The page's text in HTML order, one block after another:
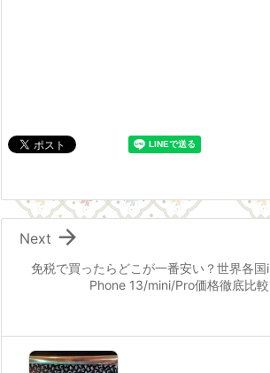
免税で買ったらどこが一番安い？世界各国i
Phone 13/mini/Pro価格徹底比較

Next